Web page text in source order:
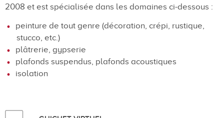
2008 et est spécialisée dans les domaines ci-dessous :
peinture de tout genre (décoration, crépi, rustique,
stucco, etc.)
plâtrerie, gypserie
plafonds suspendus, plafonds acoustiques
isolation